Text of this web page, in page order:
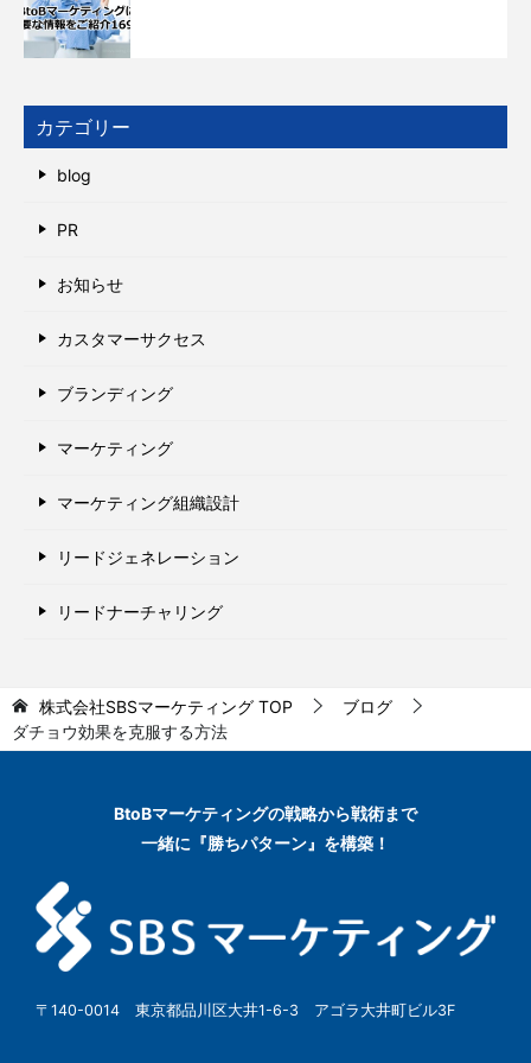
カテゴリー
blog
PR
お知らせ
カスタマーサクセス
ブランディング
マーケティング
マーケティング組織設計
リードジェネレーション
リードナーチャリング
株式会社SBSマーケティング TOP
ブログ
ダチョウ効果を克服する方法
BtoBマーケティングの戦略から戦術まで
一緒に『勝ちパターン』を構築！
〒140-0014 東京都品川区大井1-6-3 アゴラ大井町ビル3F